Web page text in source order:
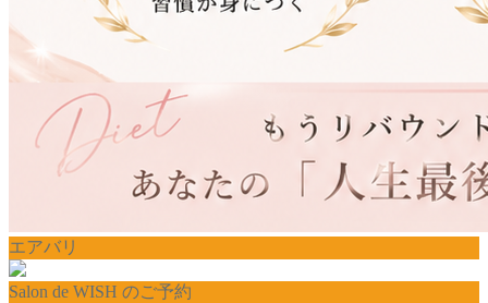
エアバリ
Salon de WISH のご予約